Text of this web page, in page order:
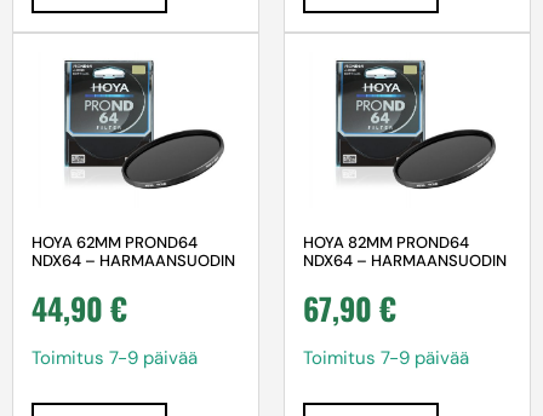
HOYA 62MM PROND64
NDX64 – HARMAANSUODIN
44,90€
Toimitus 7-9 päivää
HOYA 82MM PROND64
NDX64 – HARMAANSUODIN
67,90€
Toimitus 7-9 päivää